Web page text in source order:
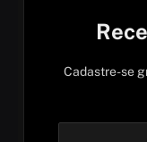
Cadastre-se